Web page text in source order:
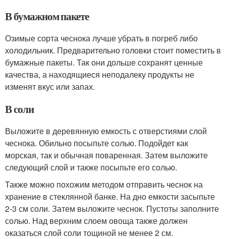
В бумажном пакете
Озимые сорта чеснока лучше убрать в погреб либо
холодильник. Предварительно головки стоит поместить в
бумажные пакеты. Так они дольше сохранят ценные
качества, а находящиеся неподалеку продукты не
изменят вкус или запах.
В соли
Выложите в деревянную емкость с отверстиями слой
чеснока. Обильно посыпьте солью. Подойдет как
морская, так и обычная поваренная. Затем выложите
следующий слой и также посыпьте его солью.
Также можно похожим методом отправить чеснок на
хранение в стеклянной банке. На дно емкости засыпьте
2-3 см соли. Затем выложите чеснок. Пустоты заполните
солью. Над верхним слоем овоща также должен
оказаться слой соли тощиной не менее 2 см.